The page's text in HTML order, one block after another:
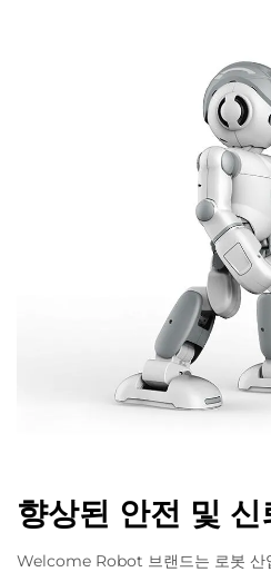
향상된 안전 및 신
Welcome Robot 브랜드는 로봇 산